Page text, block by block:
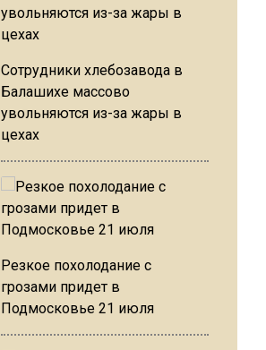
Сотрудники хлебозавода в
Балашихе массово
увольняются из-за жары в
цехах
Резкое похолодание с
грозами придет в
Подмосковье 21 июля